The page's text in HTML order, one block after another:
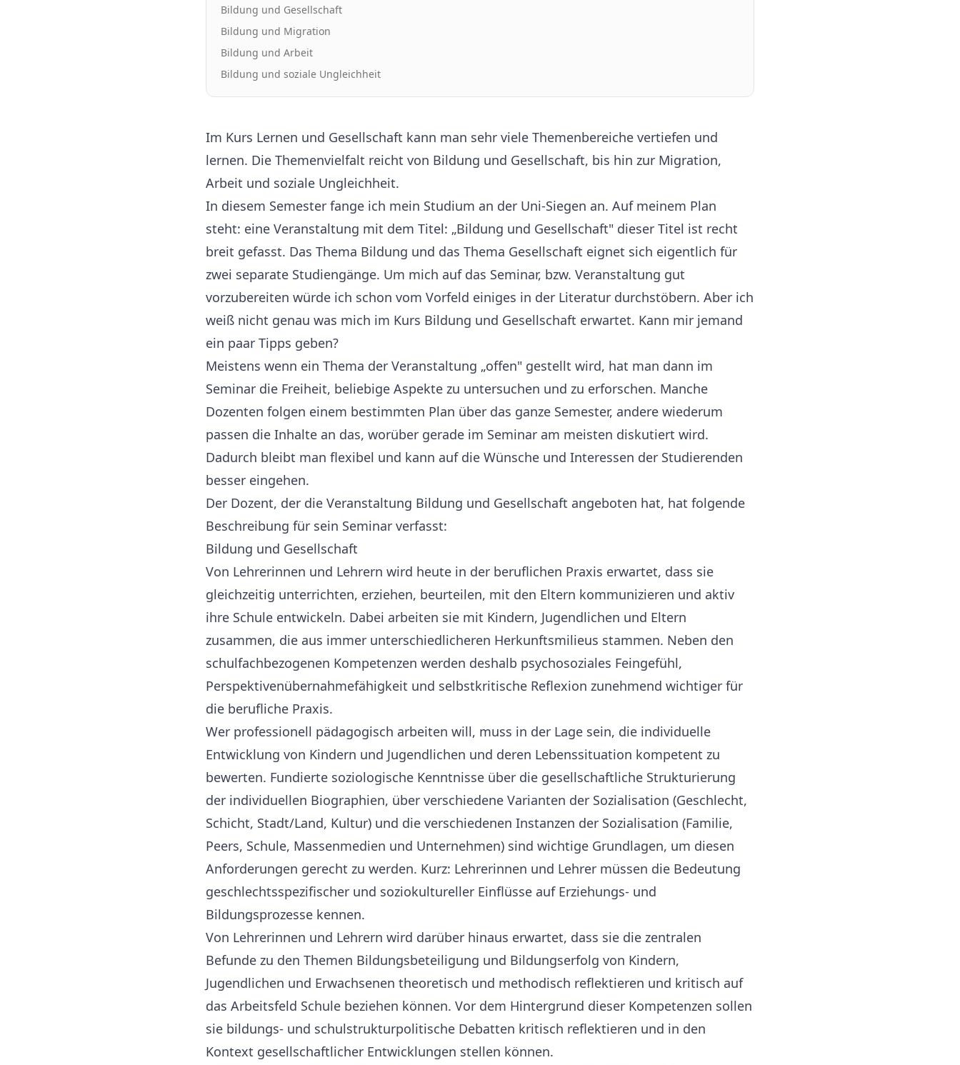
Bildung und Gesellschaft
Bildung und Migration
Bildung und Arbeit
Bildung und soziale Ungleichheit
Im Kurs Lernen und Gesellschaft kann man sehr viele Themenbereiche vertiefen und
lernen. Die Themenvielfalt reicht von Bildung und Gesellschaft, bis hin zur Migration,
Arbeit und soziale Ungleichheit.
In diesem Semester fange ich mein Studium an der Uni-Siegen an. Auf meinem Plan
steht: eine Veranstaltung mit dem Titel: „Bildung und Gesellschaft" dieser Titel ist recht
breit gefasst. Das Thema Bildung und das Thema Gesellschaft eignet sich eigentlich für
zwei separate Studiengänge. Um mich auf das Seminar, bzw. Veranstaltung gut
vorzubereiten würde ich schon vom Vorfeld einiges in der Literatur durchstöbern. Aber ich
weiß nicht genau was mich im Kurs Bildung und Gesellschaft erwartet. Kann mir jemand
ein paar Tipps geben?
Meistens wenn ein Thema der Veranstaltung „offen" gestellt wird, hat man dann im
Seminar die Freiheit, beliebige Aspekte zu untersuchen und zu erforschen. Manche
Dozenten folgen einem bestimmten Plan über das ganze Semester, andere wiederum
passen die Inhalte an das, worüber gerade im Seminar am meisten diskutiert wird.
Dadurch bleibt man flexibel und kann auf die Wünsche und Interessen der Studierenden
besser eingehen.
Der Dozent, der die Veranstaltung Bildung und Gesellschaft angeboten hat, hat folgende
Beschreibung für sein Seminar verfasst:
Bildung und Gesellschaft
Von Lehrerinnen und Lehrern wird heute in der beruflichen Praxis erwartet, dass sie
gleichzeitig unterrichten, erziehen, beurteilen, mit den Eltern kommunizieren und aktiv
ihre Schule entwickeln. Dabei arbeiten sie mit Kindern, Jugendlichen und Eltern
zusammen, die aus immer unterschiedlicheren Herkunftsmilieus stammen. Neben den
schulfachbezogenen Kompetenzen werden deshalb psychosoziales Feingefühl,
Perspektivenübernahmefähigkeit und selbstkritische Reflexion zunehmend wichtiger für
die berufliche Praxis.
Wer professionell pädagogisch arbeiten will, muss in der Lage sein, die individuelle
Entwicklung von Kindern und Jugendlichen und deren Lebenssituation kompetent zu
bewerten. Fundierte soziologische Kenntnisse über die gesellschaftliche Strukturierung
der individuellen Biographien, über verschiedene Varianten der Sozialisation (Geschlecht,
Schicht, Stadt/Land, Kultur) und die verschiedenen Instanzen der Sozialisation (Familie,
Peers, Schule, Massenmedien und Unternehmen) sind wichtige Grundlagen, um diesen
Anforderungen gerecht zu werden. Kurz: Lehrerinnen und Lehrer müssen die Bedeutung
geschlechtsspezifischer und soziokultureller Einflüsse auf Erziehungs- und
Bildungsprozesse kennen.
Von Lehrerinnen und Lehrern wird darüber hinaus erwartet, dass sie die zentralen
Befunde zu den Themen Bildungsbeteiligung und Bildungserfolg von Kindern,
Jugendlichen und Erwachsenen theoretisch und methodisch reflektieren und kritisch auf
das Arbeitsfeld Schule beziehen können. Vor dem Hintergrund dieser Kompetenzen sollen
sie bildungs- und schulstrukturpolitische Debatten kritisch reflektieren und in den
Kontext gesellschaftlicher Entwicklungen stellen können.